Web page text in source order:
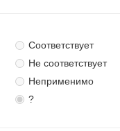
Соответствует
Не соответствует
Неприменимо
?